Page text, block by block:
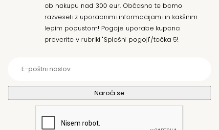
ob nakupu nad 300 eur. Občasno te bomo
razveseli z uporabnimi informacijami in kakšnim
lepim popustom! Pogoje uporabe kupona
preverite v rubriki "Splošni pogoji"/točka 5!